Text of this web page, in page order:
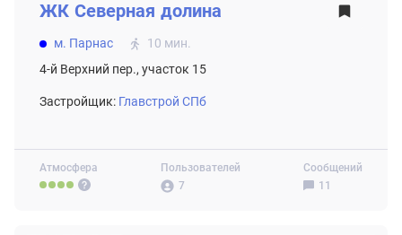
Атмосфера
Пользователей
7
Сообщений
11
ЖК Северная долина
м. Парнас
10 мин.
4-й Верхний пер., участок 15
Застройщик: Главстрой СПб